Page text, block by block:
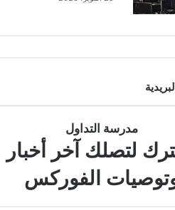
مدرسة التداول
لتصلك آخر أخبار
الفوركس